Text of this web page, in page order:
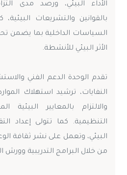
الأداء البيئي، ورصد مدى
بالقوانين والتشريعات
السياسات الداخلية بما يضمن
الأثر البيئي للأنشطة.
تقدم الوحدة الدعم الفني
النفايات، ترشيد استهلاك
والالتزام بالمعايير
التنظيمية. كما تتولى إعداد
البيئي، وتعمل على نشر ثقافة
من خلال البرامج التدريبية وورش